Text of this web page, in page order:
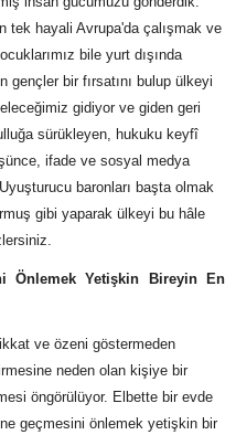
tek hayali Avrupa'da çalışmak ve
bile yurt dışında
bir fırsatını bulup ülkeyi
gidiyor ve giden geri
sürükleyen, hukuku keyfî
ifade ve sosyal medya
baronları başta olmak
gibi yaparak ülkeyi bu hâle
Önlemek Yetişkin Bireyin En
ve özeni göstermeden
neden olan kişiye bir
öngörülüyor. Elbette bir evde
geçmesini önlemek yetişkin bir